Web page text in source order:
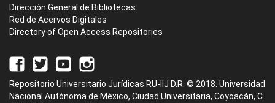
Dirección General de Bibliotecas
Red de Acervos Digitales
Directory of Open Access Repositories
Repositorio Universitario Jurídicas RU-IIJ D.R. © 2018. Universidad
Nacional Autónoma de México, Ciudad Universitaria, Coyoacán, C.